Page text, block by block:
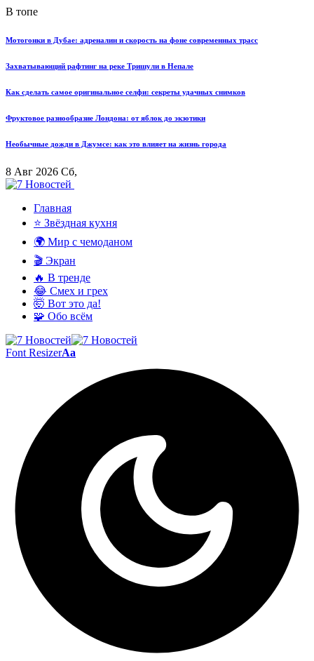
В топе
Мотогонки в Дубае: адреналин и скорость на фоне современных трасс
Захватывающий рафтинг на реке Тришули в Непале
Как сделать самое оригинальное селфи: секреты удачных снимков
Фруктовое разнообразие Лондона: от яблок до экзотики
Необычные дожди в Джумсе: как это влияет на жизнь города
8 Авг 2026 Сб,
Главная
⭐ Звёздная кухня
🌍 Мир с чемоданом
🎬 Экран
🔥 В тренде
😂 Смех и грех
🤯 Вот это да!
🧩 Обо всём
Font ResizerAa